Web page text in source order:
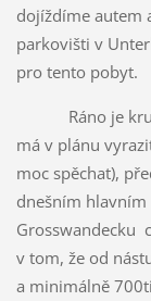
dojíždíme autem
parkovišti v
pro tento pobyt.
Ráno je kruté.
má v plánu
moc spěchat),
dnešním hlavním
Grosswandecku
v tom, že od
a minimálně